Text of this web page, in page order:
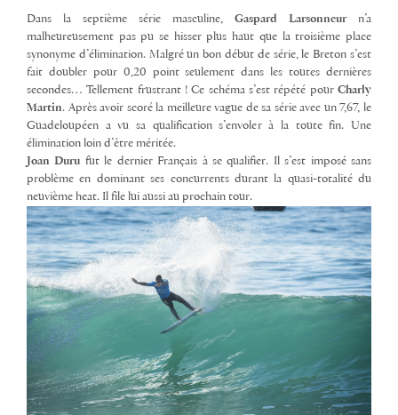
Dans la septième série masculine, Gaspard Larsonneurn’a
malheureusement pas pu se hisser plus haut que la troisième place
synonyme d’élimination. Malgré un bon début de série, le Breton s’est
fait doubler pour 0,20 point seulement dans les toutes dernières
secondes… Tellement frustrant ! Ce schéma s’est répété pour Charly
Martin. Après avoir scoré la meilleure vague de sa série avec un 7,67, le
Guadeloupéen a vu sa qualification s’envoler à la toute fin. Une
élimination loin d’être méritée.
Joan Duru fut le dernier Français à se qualifier. Il s’est imposé sans
problème en dominant ses concurrents durant la quasi-totalité du
neuvième heat. Il file lui aussi au prochain tour.